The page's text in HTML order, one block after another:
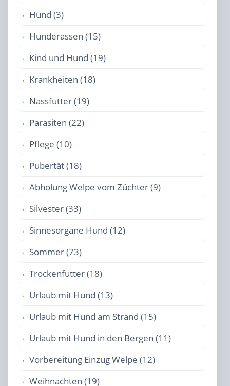
Hund (3)
Hunderassen (15)
Kind und Hund (19)
Krankheiten (18)
Nassfutter (19)
Parasiten (22)
Pflege (10)
Pubertät (18)
Abholung Welpe vom Züchter (9)
Silvester (33)
Sinnesorgane Hund (12)
Sommer (73)
Trockenfutter (18)
Urlaub mit Hund (13)
Urlaub mit Hund am Strand (15)
Urlaub mit Hund in den Bergen (11)
Vorbereitung Einzug Welpe (12)
Weihnachten (19)